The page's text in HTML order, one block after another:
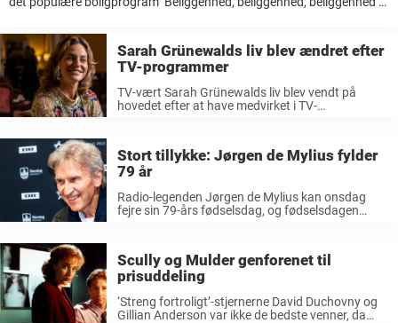
Sarah Grünewalds liv blev ændret efter
TV-programmer
TV-vært Sarah Grünewalds liv blev vendt på
hovedet efter at have medvirket i TV-
programmerne ‘Shaolin’ ...
Stort tillykke: Jørgen de Mylius fylder
79 år
Radio-legenden Jørgen de Mylius kan onsdag
fejre sin 79-års fødselsdag, og fødselsdagen
Scully og Mulder genforenet til
prisuddeling
‘Streng fortroligt’-stjernerne David Duchovny og
Gillian Anderson var ikke de bedste venner, da